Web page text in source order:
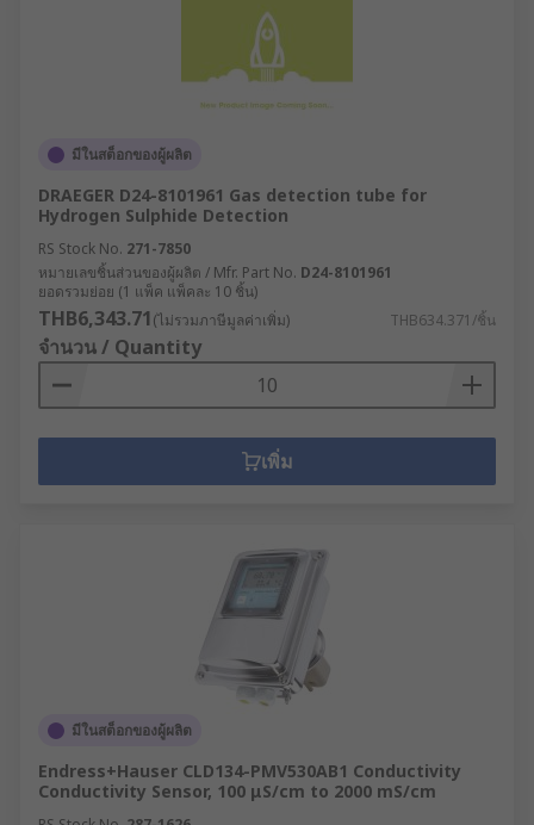
มีในสต็อกของผู้ผลิต
DRAEGER D24-8101961 Gas detection tube for
Hydrogen Sulphide Detection
RS Stock No. 271-7850
หมายเลขชิ้นส่วนของผู้ผลิต / Mfr. Part No. D24-8101961
ยอดรวมย่อย (1 แพ็ค แพ็คละ 10 ชิ้น)
THB6,343.71(ไม่รวมภาษีมูลค่าเพิ่ม) THB634.371/ชิ้น
จำนวน / Quantity
เพิ่ม
มีในสต็อกของผู้ผลิต
Endress+Hauser CLD134-PMV530AB1 Conductivity
Conductivity Sensor, 100 μS/cm to 2000 mS/cm